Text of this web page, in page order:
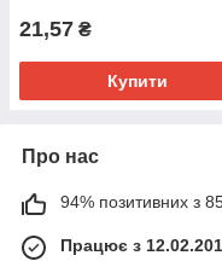
21,57 ₴
Купити
Про нас
94% позитивних з 85
Працює з